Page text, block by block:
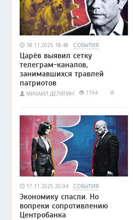
18.11.2025 18:48 СОБЫТИЯ
Царёв выявил сетку
телеграм-каналов,
занимавшихся травлей
патриотов
МИХАИЛ ДЕЛЯГИН 1194
17.11.2025 20:04 СОБЫТИЯ
Экономику спасли. Но
вопреки сопротивлению
Центробанка